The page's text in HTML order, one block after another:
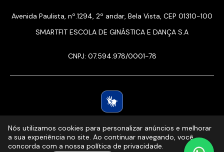
Avenida Paulista, nº.1294, 2º andar, Bela Vista, CEP 01310-100
SMARTFIT ESCOLA DE GINÁSTICA E DANÇA S.A
CNPJ: 07.594.978/0001-78
Nós utilizamos cookies para personalizar anúncios e melhorar
a sua experiência no site. Ao continuar navegando, você
concorda com a nossa política de privacidade.